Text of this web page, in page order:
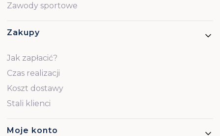
Zawody sportowe
Zakupy
Jak zapłacić?
Czas realizacji
Koszt dostawy
Stali klienci
Moje konto